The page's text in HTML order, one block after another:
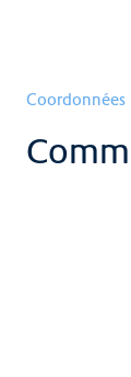
Coordonnées